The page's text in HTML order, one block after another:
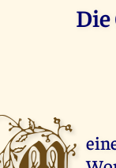
Die